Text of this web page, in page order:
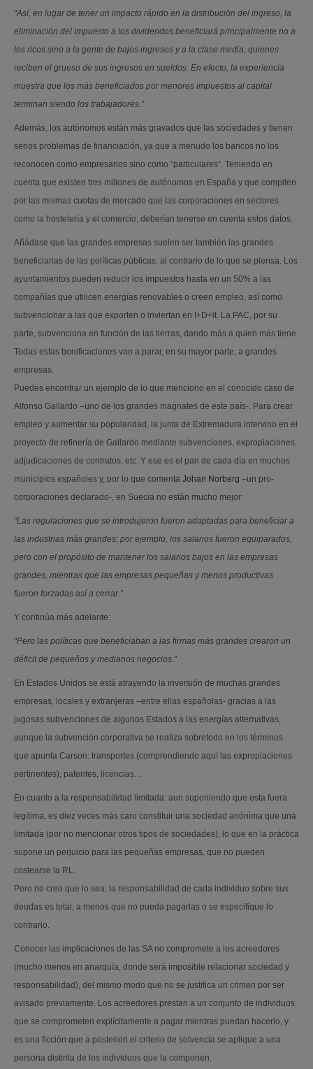
“Así, en lugar de tener un impacto rápido en la distribución del ingreso, la
eliminación del impuesto a los dividendos beneficiará principalmente no a
los ricos sino a la gente de bajos ingresos y a la clase media, quienes
reciben el grueso de sus ingresos en sueldos. En efecto, la experiencia
muestra que los más beneficiados por menores impuestos al capital
terminan siendo los trabajadores.”
Además, los autónomos están más gravados que las sociedades y tienen
serios problemas de financiación, ya que a menudo los bancos no los
reconocen como empresarios sino como “particulares”. Teniendo en
cuenta que existen tres millones de autónomos en España y que compiten
por las mismas cuotas de mercado que las corporaciones en sectores
como la hostelería y el comercio, deberían tenerse en cuenta estos datos.
Añádase que las grandes empresas suelen ser también las grandes
beneficiarias de las políticas públicas, al contrario de lo que se piensa. Los
ayuntamientos pueden reducir los impuestos hasta en un 50% a las
compañías que utilicen energías renovables o creen empleo, así como
subvencionar a las que exporten o inviertan en I+D+it. La PAC, por su
parte, subvenciona en función de las tierras, dando más a quien más tiene.
Todas estas bonificaciones van a parar, en su mayor parte, a grandes
empresas.
Puedes encontrar un ejemplo de lo que menciono en el conocido caso de
Alfonso Gallardo –uno de los grandes magnates de este país-. Para crear
empleo y aumentar su popularidad, la junta de Extremadura intervino en el
proyecto de refinería de Gallardo mediante subvenciones, expropiaciones,
adjudicaciones de contratos, etc. Y ese es el pan de cada día en muchos
municipios españoles y, por lo que comenta Johan Norberg –un pro-
corporaciones declarado-, en Suecia no están mucho mejor:
“Las regulaciones que se introdujeron fueron adaptadas para beneficiar a
las industrias más grandes; por ejemplo, los salarios fueron equiparados,
pero con el propósito de mantener los salarios bajos en las empresas
grandes, mientras que las empresas pequeñas y menos productivas
fueron forzadas así a cerrar.”
Y continúa más adelante:
“Pero las políticas que beneficiaban a las firmas más grandes crearon un
déficit de pequeños y medianos negocios.”
En Estados Unidos se está atrayendo la inversión de muchas grandes
empresas, locales y extranjeras –entre ellas españolas- gracias a las
jugosas subvenciones de algunos Estados a las energías alternativas,
aunque la subvención corporativa se realiza sobretodo en los términos
que apunta Carson: transportes (comprendiendo aquí las expropiaciones
pertinentes), patentes, licencias…
En cuanto a la responsabilidad limitada: aun suponiendo que esta fuera
legítima, es diez veces más caro constituir una sociedad anónima que una
limitada (por no mencionar otros tipos de sociedades), lo que en la práctica
supone un perjuicio para las pequeñas empresas, que no pueden
costearse la RL.
Pero no creo que lo sea: la responsabilidad de cada individuo sobre sus
deudas es total, a menos que no pueda pagarlas o se especifique lo
contrario.
Conocer las implicaciones de las SA no compromete a los acreedores
(mucho menos en anarquía, donde será imposible relacionar sociedad y
responsabilidad), del mismo modo que no se justifica un crimen por ser
avisado previamente. Los acreedores prestan a un conjunto de individuos
que se comprometen explícitamente a pagar mientras puedan hacerlo, y
es una ficción que a posteriori el criterio de solvencia se aplique a una
persona distinta de los individuos que la componen.